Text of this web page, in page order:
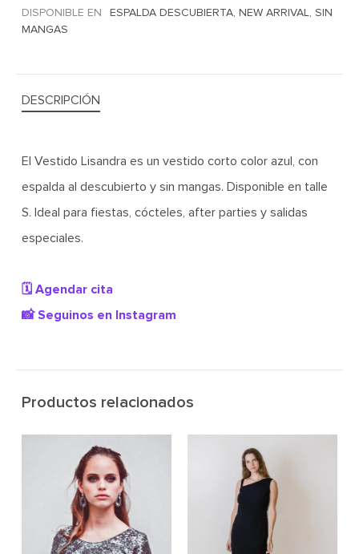
DISPONIBLE EN
ESPALDA DESCUBIERTA, NEW ARRIVAL, SIN
MANGAS
DESCRIPCIÓN
El Vestido Lisandra es un vestido corto color azul, con
espalda al descubierto y sin mangas. Disponible en talle
S. Ideal para fiestas, cócteles, after parties y salidas
especiales.
🗓️ Agendar cita
📸 Seguinos en Instagram
Productos relacionados